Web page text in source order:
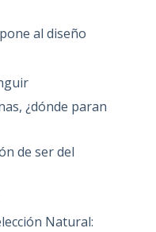
al diseño
¿dónde paran
de ser del
Natural: